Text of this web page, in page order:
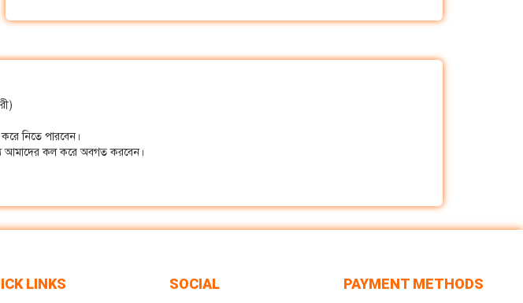
নিতে পারবেন।
আমাদের কল করে অবগত করবেন।
LINKS SOCIAL PAYMENT METHODS